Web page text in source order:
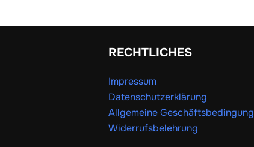
RECHTLICHES
Impressum
Datenschutzerklärung
Allgemeine
Widerrufsbelehrung